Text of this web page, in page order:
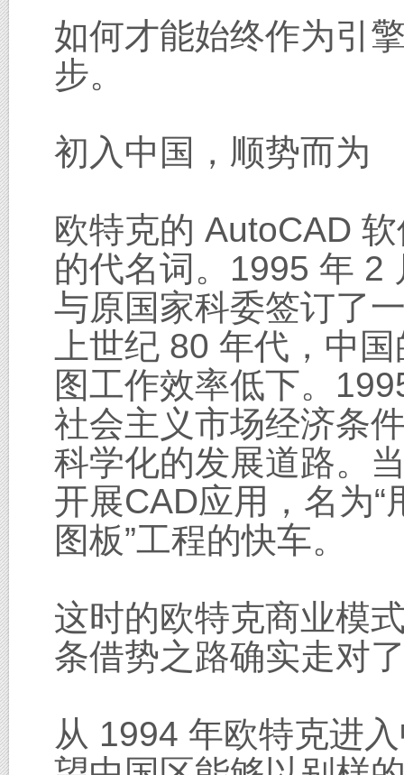
如何才能始终作为引
步。
初入中国，顺势而为
欧特克的 AutoCAD
的代名词。1995 年 2
与原国家科委签订了
上世纪 80 年代，中
图工作效率低下。
社会主义市场经济条
科学化的发展道路。
开展CAD应用，名为“
图板”工程的快车。
这时的欧特克商业模
条借势之路确实走对
从 1994 年欧特克进